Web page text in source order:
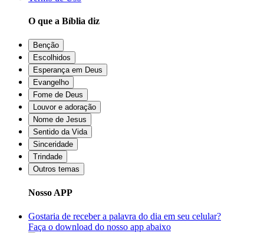
O que a Bíblia diz
Benção
Escolhidos
Esperança em Deus
Evangelho
Fome de Deus
Louvor e adoração
Nome de Jesus
Sentido da Vida
Sinceridade
Trindade
Outros temas
Nosso APP
Gostaria de receber a palavra do dia em seu celular?
Faça o download do nosso app abaixo